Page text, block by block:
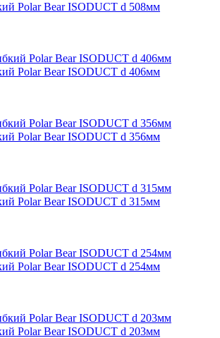
Polar Bear ISODUCT d 508мм
Polar Bear ISODUCT d 406мм
Polar Bear ISODUCT d 356мм
Polar Bear ISODUCT d 315мм
Polar Bear ISODUCT d 254мм
Polar Bear ISODUCT d 203мм